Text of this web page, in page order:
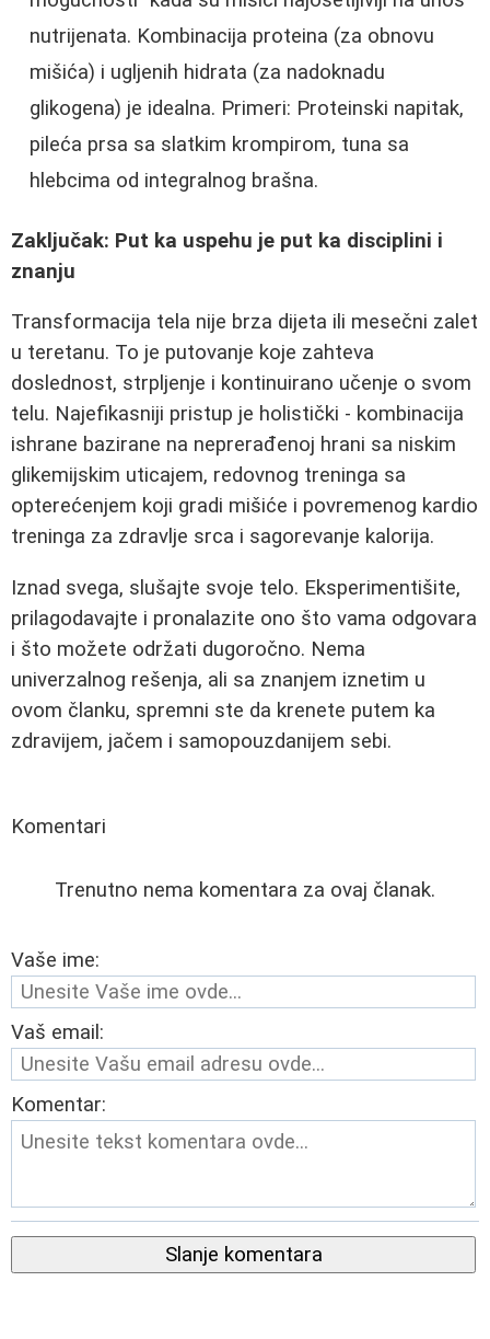
nutrijenata. Kombinacija proteina (za obnovu
mišića) i ugljenih hidrata (za nadoknadu
glikogena) je idealna. Primeri: Proteinski napitak,
pileća prsa sa slatkim krompirom, tuna sa
hlebcima od integralnog brašna.
Zaključak: Put ka uspehu je put ka disciplini i
znanju
Transformacija tela nije brza dijeta ili mesečni zalet
u teretanu. To je putovanje koje zahteva
doslednost, strpljenje i kontinuirano učenje o svom
telu. Najefikasniji pristup je holistički - kombinacija
ishrane bazirane na neprerađenoj hrani sa niskim
glikemijskim uticajem, redovnog treninga sa
opterećenjem koji gradi mišiće i povremenog kardio
treninga za zdravlje srca i sagorevanje kalorija.
Iznad svega, slušajte svoje telo. Eksperimentišite,
prilagodavajte i pronalazite ono što vama odgovara
i što možete održati dugoročno. Nema
univerzalnog rešenja, ali sa znanjem iznetim u
ovom članku, spremni ste da krenete putem ka
zdravijem, jačem i samopouzdanijem sebi.
Komentari
Trenutno nema komentara za ovaj članak.
Vaše ime:
Vaš email:
Komentar:
Slanje komentara